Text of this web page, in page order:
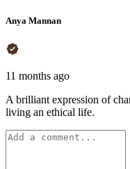
Anya Mannan
11 months ago
A brilliant expression of
living an ethical life.